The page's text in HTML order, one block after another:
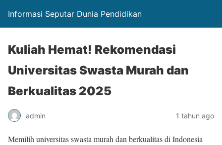
Informasi Seputar Dunia Pendidikan
Kuliah Hemat! Rekomendasi
Universitas Swasta Murah dan
Berkualitas 2025
admin 1 tahun ago
Memilih universitas swasta murah dan berkualitas di Indonesia